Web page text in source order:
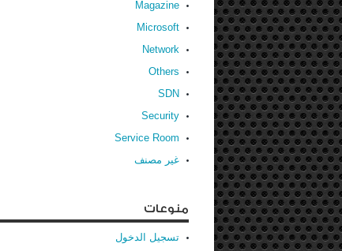
Magazine
Microsoft
Network
Others
SDN
Security
Service Room
غير مصنف
منوعات
تسجيل الدخول